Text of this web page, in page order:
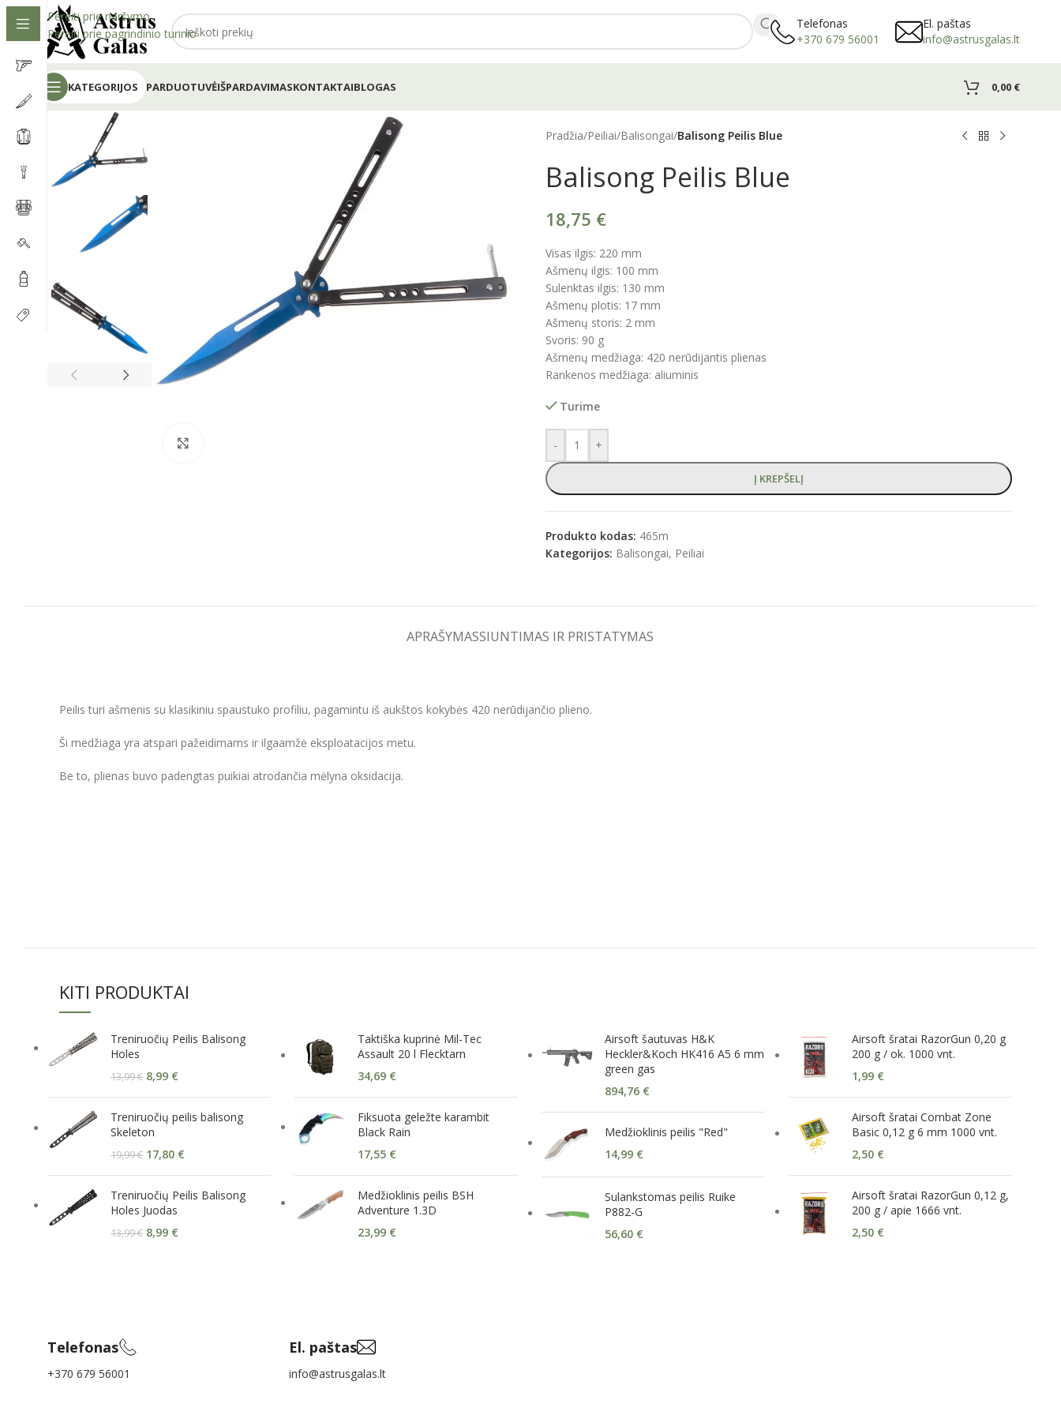
Pereiti prie naršymo
Pereiti prie pagrindinio turinio
Telefonas
+370 679 56001
El. paštas
info@astrusgalas.lt
KATEGORIJOS PARDUOTUVĖIŠPARDAVIMASKONTAKTAIBLOGAS 0,00 €
Pradžia/Peiliai/Balisongai/Balisong Peilis Blue
Balisong Peilis Blue
18,75 €
Visas ilgis: 220 mm
Ašmenų ilgis: 100 mm
Sulenktas ilgis: 130 mm
Ašmenų plotis: 17 mm
Ašmenų storis: 2 mm
Svoris: 90 g
Ašmenų medžiaga: 420 nerūdijantis plienas
Rankenos medžiaga: aliuminis
Turime
- +
Į KREPŠELĮ
Produkto kodas: 465m
Kategorijos: Balisongai, Peiliai
APRAŠYMASSIUNTIMAS IR PRISTATYMAS
Peilis turi ašmenis su klasikiniu spaustuko profiliu, pagamintu iš aukštos kokybės 420 nerūdijančio plieno.
Ši medžiaga yra atspari pažeidimams ir ilgaamžė eksploatacijos metu.
Be to, plienas buvo padengtas puikiai atrodančia mėlyna oksidacija.
KITI PRODUKTAI
Treniruočių Peilis Balisong
Holes
13,99€ 8,99 €
Treniruočių peilis balisong
Skeleton
19,99€ 17,80 €
Treniruočių Peilis Balisong
Holes Juodas
13,99€ 8,99 €
Taktiška kuprinė Mil-Tec
Assault 20 l Flecktarn
34,69 €
Fiksuota geležte karambit
Black Rain
17,55 €
Medžioklinis peilis BSH
Adventure 1.3D
23,99 €
Airsoft šautuvas H&K
Heckler&Koch HK416 A5 6 mm
green gas
894,76 €
Medžioklinis peilis "Red"
14,99 €
Sulankstomas peilis Ruike
P882-G
56,60 €
Airsoft šratai RazorGun 0,20 g
200 g / ok. 1000 vnt.
1,99 €
Airsoft šratai Combat Zone
Basic 0,12 g 6 mm 1000 vnt.
2,50 €
Airsoft šratai RazorGun 0,12 g,
200 g / apie 1666 vnt.
2,50 €
Telefonas
+370 679 56001
El. paštas
info@astrusgalas.lt